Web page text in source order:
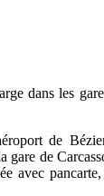
dans les
de
de
avec